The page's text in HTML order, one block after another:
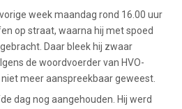
week maandag rond 16.00 uur
op straat, waarna hij met spoed
Daar bleek hij zwaar
de woordvoerder van HVO-
meer aanspreekbaar geweest.
dag nog aangehouden. Hij werd